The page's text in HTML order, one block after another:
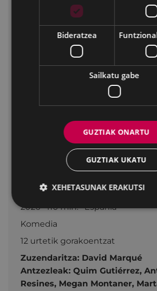
Larunbata 11
17:00
Astelehena
19:30
Fitxa teknikoa
2026 110 min. Espania
Komedia
12 urtetik gorakoentzat
Zuzendaritza: David Marqué
Antzezleak: Quim Gutiérrez,
Resines, Megan Montaner,
Bideratzea
Sailkatu gabe
GUZTIAK ONARTU
GUZTIAK UKATU
XEHETASUNAK ERAKUTSI